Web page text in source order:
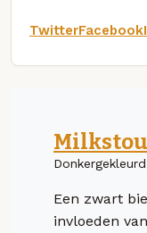
TwitterFacebook
Een zwart
invloeden